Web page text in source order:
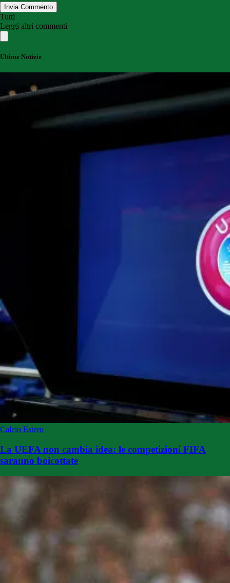
Invia Commento
Tutti
Leggi altri commenti
Ultime Notizie
Calcio Estero
La UEFA non cambia idea: le competizioni FIFA
saranno boicottate